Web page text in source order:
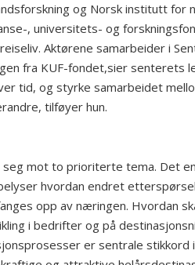
og Norsk institutt for
, universitets- og
Aktørene samarbeider i
fra KUF-fondet,sier senterets
tid, og styrke samarbeidet
tilføyer hun.
mot to prioriterte tema. Det
hvordan endret
opp av næringen. Hvordan
i bedrifter og på
er sentrale stikkord